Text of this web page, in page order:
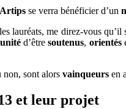
se verra bénéficier d’un
lauréats, me direz-vous
d’êtresoutenus, orientés
non, sont alors vainqueurs en
et leur projet